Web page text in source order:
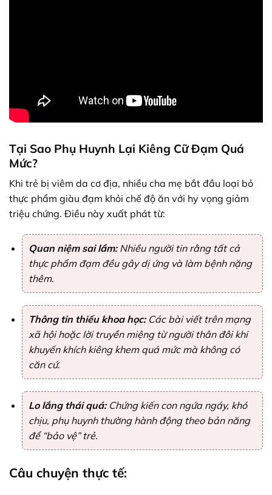
Tại Sao Phụ Huynh Lại Kiêng Cữ Đạm Quá
Mức?
Khi trẻ bị viêm da cơ địa, nhiều cha mẹ bắt đầu loại bỏ
thực phẩm giàu đạm khỏi chế độ ăn với hy vọng giảm
triệu chứng. Điều này xuất phát từ:
Quan niệm sai lầm:Nhiều người tin rằng tất cả
thực phẩm đạm đều gây dị ứng và làm bệnh nặng
thêm.
Thông tin thiếu khoa học:Các bài viết trên mạng
xã hội hoặc lời truyền miệng từ người thân đôi khi
khuyến khích kiêng khem quá mức mà không có
căn cứ.
Lo lắng thái quá:Chứng kiến con ngứa ngáy, khó
chịu, phụ huynh thường hành động theo bản năng
để “bảo vệ” trẻ.
Câu chuyện thực tế: